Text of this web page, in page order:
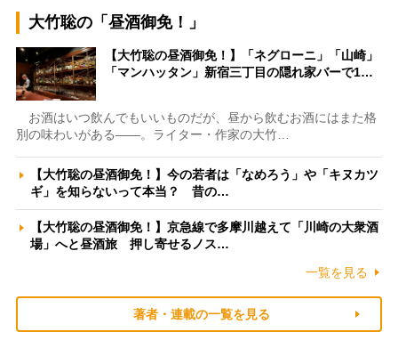
大竹聡の「昼酒御免！」
【大竹聡の昼酒御免！】「ネグローニ」「山崎」
「マンハッタン」新宿三丁目の隠れ家バーで1…
お酒はいつ飲んでもいいものだが、昼から飲むお酒にはまた格
別の味わいがある――。ライター・作家の大竹…
【大竹聡の昼酒御免！】今の若者は「なめろう」や「キヌカツ
ギ」を知らないって本当？ 昔の…
【大竹聡の昼酒御免！】京急線で多摩川越えて「川崎の大衆酒
場」へと昼酒旅 押し寄せるノス…
一覧を見る
著者・連載の一覧を見る